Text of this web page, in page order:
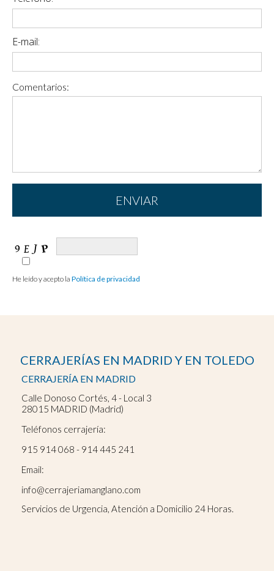
E-mail:
Comentarios:
He leído y acepto la Política de privacidad
CERRAJERÍAS EN MADRID Y EN TOLEDO
CERRAJERÍA EN MADRID
Calle Donoso Cortés, 4 - Local 3
28015 MADRID (Madrid)
Teléfonos cerrajería:
915 914 068 - 914 445 241
Email:
info@cerrajeriamanglano.com
Servicios de Urgencia, Atención a Domicilio 24 Horas.